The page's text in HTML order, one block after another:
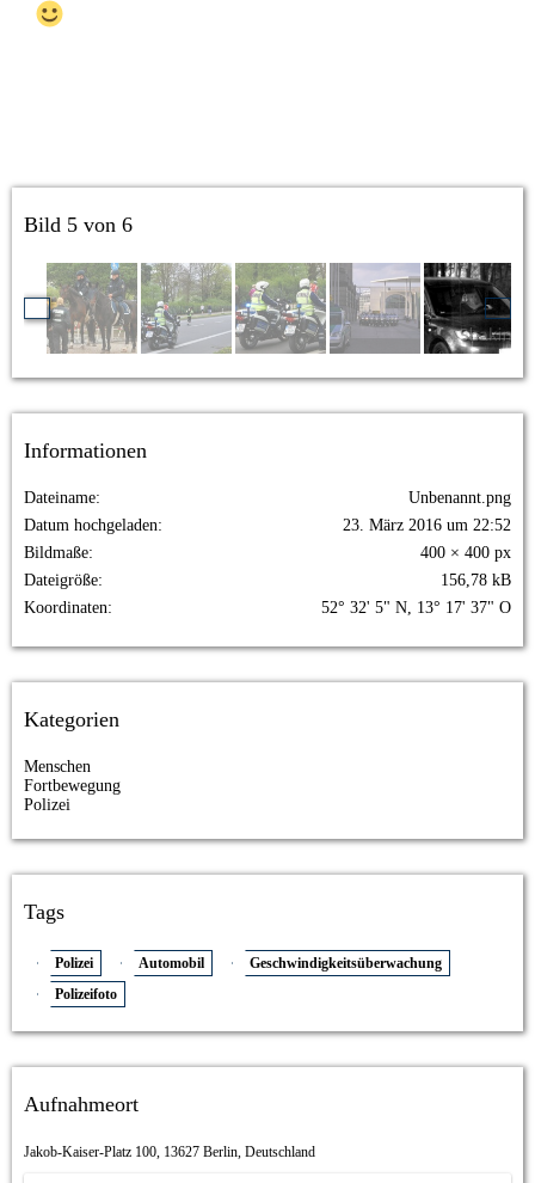
Bild 5 von 6
Informationen
Dateiname
Unbenannt.png
Datum hochgeladen
23. März 2016 um 22:52
Bildmaße
400 × 400 px
Dateigröße
156,78 kB
Koordinaten
52° 32' 5" N, 13° 17' 37" O
Kategorien
Menschen
Fortbewegung
Polizei
Tags
Polizei Automobil
Geschwindigkeitsüberwachung
Polizeifoto
Aufnahmeort
Jakob-Kaiser-Platz 100, 13627 Berlin, Deutschland